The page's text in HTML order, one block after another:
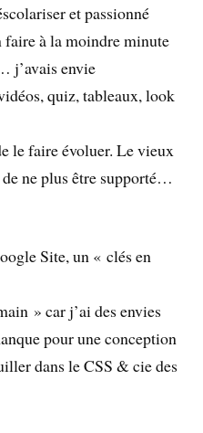
et passionné
faire à la moindre minute
j’avais envie
quiz, tableaux, look
le faire évoluer. Le vieux
ne plus être supporté…
Site, un « clés en
» car j’ai des envies
pour une conception
dans le CSS & cie des